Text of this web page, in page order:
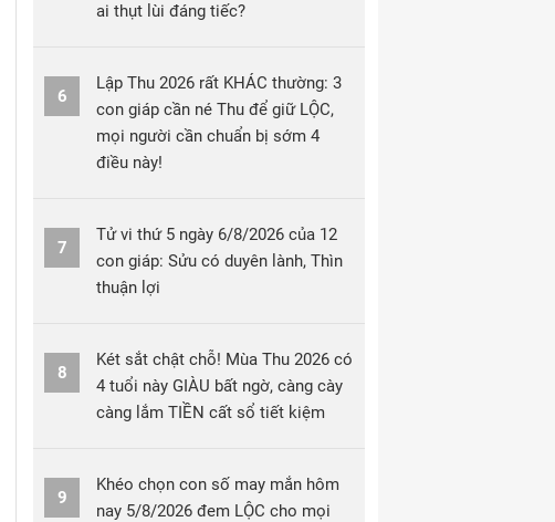
ai thụt lùi đáng tiếc?
6
Lập Thu 2026 rất KHÁC thường: 3
con giáp cần né Thu để giữ LỘC,
mọi người cần chuẩn bị sớm 4
điều này!
7
Tử vi thứ 5 ngày 6/8/2026 của 12
con giáp: Sửu có duyên lành, Thìn
thuận lợi
8
Két sắt chật chỗ! Mùa Thu 2026 có
4 tuổi này GIÀU bất ngờ, càng cày
càng lắm TIỀN cất sổ tiết kiệm
9
Khéo chọn con số may mắn hôm
nay 5/8/2026 đem LỘC cho mọi